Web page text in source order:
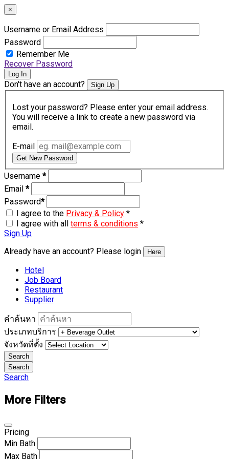
×
Username or Email Address
Password
Remember Me
Recover Password
Log In
Don't have an account? Sign Up
Lost your password? Please enter your email address.
You will receive a link to create a new password via
email.
E-mail
Get New Password
Username *
Email *
Password*
I agree to the Privacy & Policy *
I agree with all terms & conditions *
Sign Up
Already have an account? Please login
Here
Hotel
Job Board
Restaurant
Supplier
คำค้นหา
ประเภทบริการ
จังหวัดที่ตั้ง
Search
Search
Search
More Filters
Pricing
Min Bath
Max Bath